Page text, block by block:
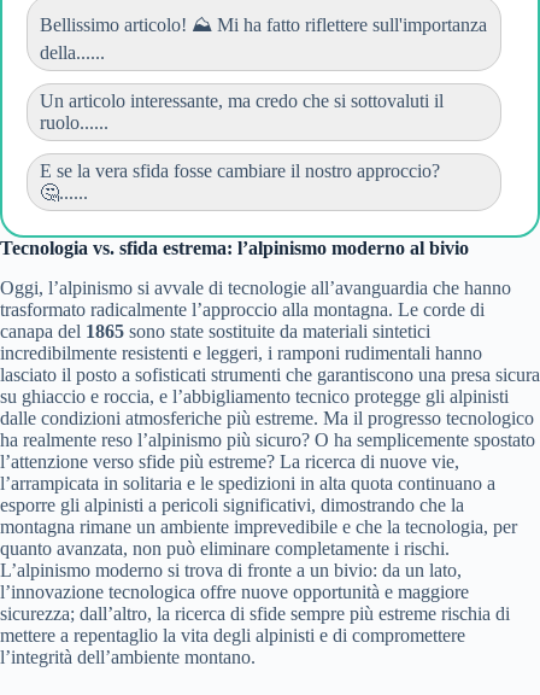
Bellissimo articolo! ⛰️ Mi ha fatto riflettere sull'importanza
della......
Un articolo interessante, ma credo che si sottovaluti il
ruolo......
E se la vera sfida fosse cambiare il nostro approccio?
🤔......
Tecnologia vs. sfida estrema: l’alpinismo moderno al bivio
Oggi, l’alpinismo si avvale di tecnologie all’avanguardia che hanno
trasformato radicalmente l’approccio alla montagna. Le corde di
canapa del 1865 sono state sostituite da materiali sintetici
incredibilmente resistenti e leggeri, i ramponi rudimentali hanno
lasciato il posto a sofisticati strumenti che garantiscono una presa sicura
su ghiaccio e roccia, e l’abbigliamento tecnico protegge gli alpinisti
dalle condizioni atmosferiche più estreme. Ma il progresso tecnologico
ha realmente reso l’alpinismo più sicuro? O ha semplicemente spostato
l’attenzione verso sfide più estreme? La ricerca di nuove vie,
l’arrampicata in solitaria e le spedizioni in alta quota continuano a
esporre gli alpinisti a pericoli significativi, dimostrando che la
montagna rimane un ambiente imprevedibile e che la tecnologia, per
quanto avanzata, non può eliminare completamente i rischi.
L’alpinismo moderno si trova di fronte a un bivio: da un lato,
l’innovazione tecnologica offre nuove opportunità e maggiore
sicurezza; dall’altro, la ricerca di sfide sempre più estreme rischia di
mettere a repentaglio la vita degli alpinisti e di compromettere
l’integrità dell’ambiente montano.